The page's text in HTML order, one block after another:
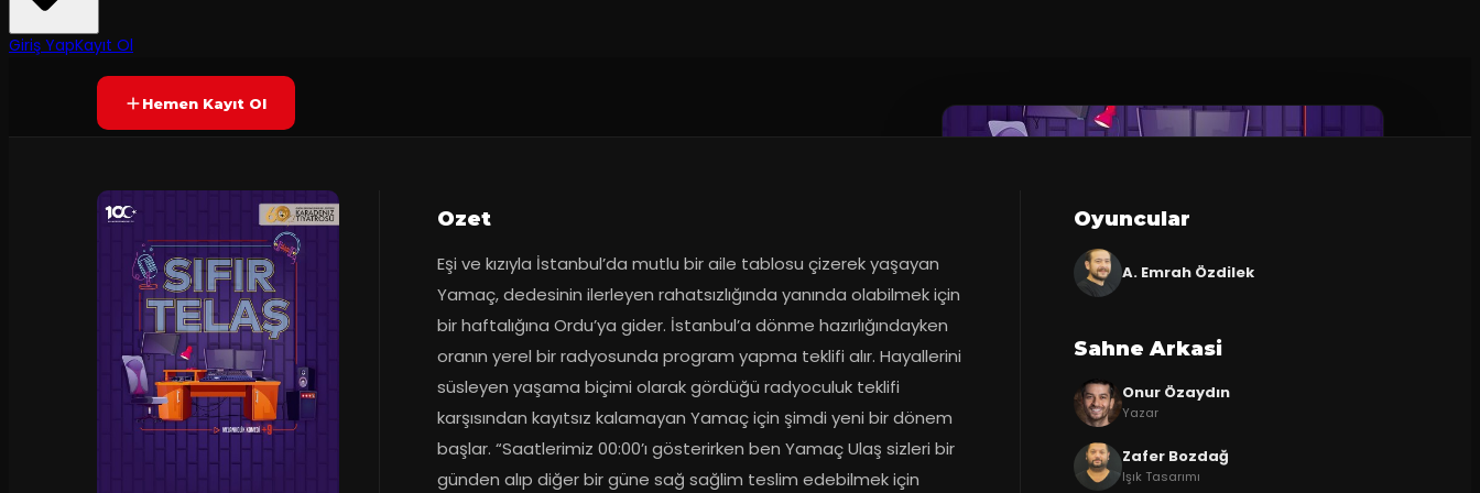
Giriş YapKayıt OlYAKINDA
Hemen Kayıt Ol
Ozet
Eşi ve kızıyla İstanbul’da mutlu bir aile tablosu çizerek yaşayan
Yamaç, dedesinin ilerleyen rahatsızlığında yanında olabilmek için
bir haftalığına Ordu’ya gider. İstanbul’a dönme hazırlığındayken
oranın yerel bir radyosunda program yapma teklifi alır. Hayallerini
süsleyen yaşama biçimi olarak gördüğü radyoculuk teklifi
karşısından kayıtsız kalamayan Yamaç için şimdi yeni bir dönem
başlar. “Saatlerimiz 00:00’ı gösterirken ben Yamaç Ulaş sizleri bir
günden alıp diğer bir güne sağ sağlim teslim edebilmek için
Oyuncular
A. Emrah Özdilek
Sahne Arkasi
Onur Özaydın
Yazar
Zafer Bozdağ
Işık Tasarımı